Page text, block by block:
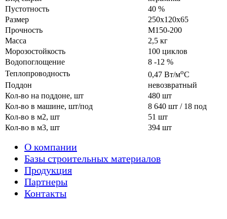
Пустотность
40 %
Размер
250х120х65
Прочность
М150-200
Масса
2,5 кг
Морозостойкость
100 циклов
Водопоглощение
8 -12 %
Теплопроводность
0,47 Вт/моС
Поддон
невозвратный
Кол-во на поддоне, шт
480 шт
Кол-во в машине, шт/под
8 640 шт / 18 под
Кол-во в м2, шт
51 шт
Кол-во в м3, шт
394 шт
О компании
Базы строительных материалов
Продукция
Партнеры
Контакты